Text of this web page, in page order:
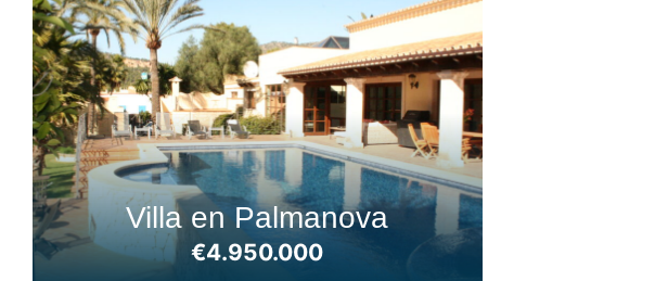
Villa en Palmanova
€4.950.000